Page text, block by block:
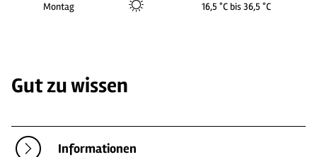
Montag 16,5 °C bis 36,5 °C
Gut zu wissen
Informationen